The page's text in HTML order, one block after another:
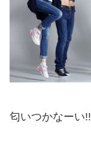
匂いつかなーい!!